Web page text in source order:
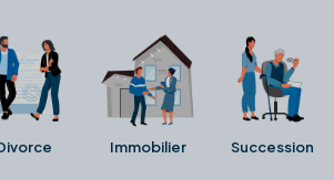
Immobilier Succession